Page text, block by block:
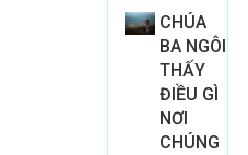
CHÚA
BA NGÔI
THẤY
ĐIỀU GÌ
NƠI
CHÚNG